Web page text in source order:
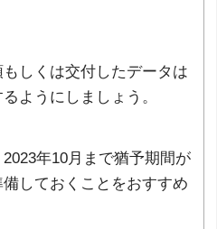
しくは交付したデータは
ようにしましょう。
年10月まで猶予期間が
しておくことをおすすめ